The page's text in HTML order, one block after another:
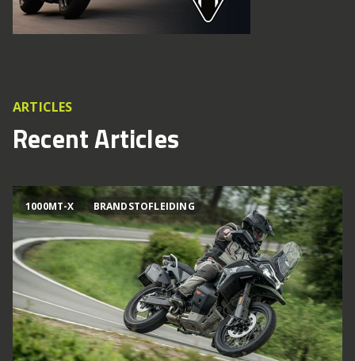
ARTICLES
Recent Articles
1000MT-X BRANDSTOFLEIDING